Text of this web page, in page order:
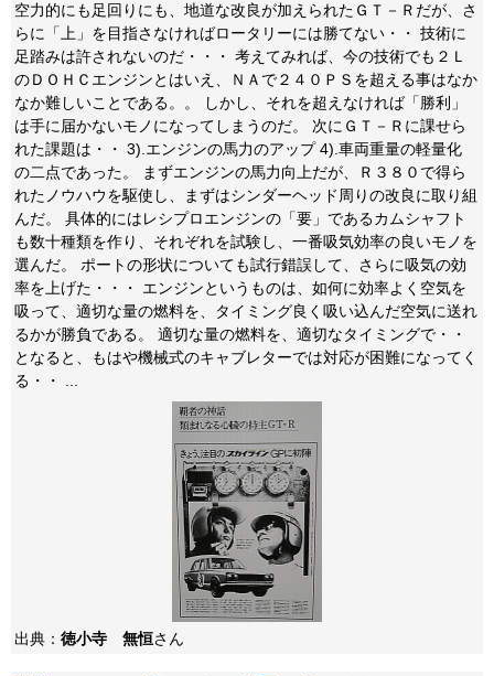
空力的にも足回りにも、地道な改良が加えられたＧＴ－Ｒだが、さ
らに「上」を目指さなければロータリーには勝てない・・ 技術に
足踏みは許されないのだ・・・ 考えてみれば、今の技術でも２Ｌ
のＤＯＨＣエンジンとはいえ、ＮＡで２４０ＰＳを超える事はなか
なか難しいことである。。 しかし、それを超えなければ「勝利」
は手に届かないモノになってしまうのだ。 次にＧＴ－Ｒに課せら
れた課題は・・ 3).エンジンの馬力のアップ 4).車両重量の軽量化
の二点であった。 まずエンジンの馬力向上だが、Ｒ３８０で得ら
れたノウハウを駆使し、まずはシンダーヘッド周りの改良に取り組
んだ。 具体的にはレシプロエンジンの「要」であるカムシャフト
も数十種類を作り、それぞれを試験し、一番吸気効率の良いモノを
選んだ。 ポートの形状についても試行錯誤して、さらに吸気の効
率を上げた・・・ エンジンというものは、如何に効率よく空気を
吸って、適切な量の燃料を、タイミング良く吸い込んだ空気に送れ
るかが勝負である。 適切な量の燃料を、適切なタイミングで・・
となると、もはや機械式のキャブレターでは対応が困難になってく
る・・ ...
出典： 徳小寺 無恒さん